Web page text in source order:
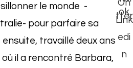
le monde -
pour parfaire sa
ensuite, travaillé deux ans
il a rencontré Barbara,